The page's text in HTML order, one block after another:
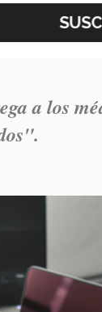
en la
York.
a los